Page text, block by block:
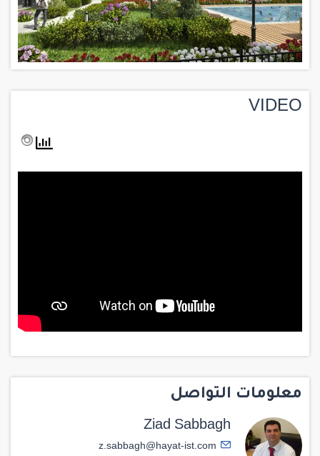
VIDEO
معلومات التواصل
Ziad Sabbagh
z.sabbagh@hayat-ist.com